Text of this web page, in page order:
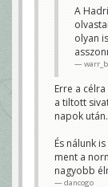
A
olyan
warr_b
Erre a
a tiltott
napok után.
És nálunk
ment a
nagyobb
dancogo